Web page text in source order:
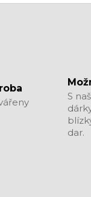
S
dar.